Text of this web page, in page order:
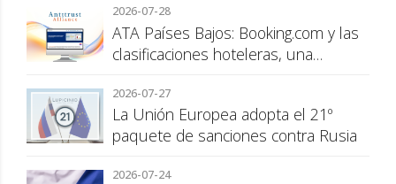
2026-07-28
ATA Países Bajos: Booking.com y las
clasificaciones hoteleras, una
consumidor
2026-07-27
La Unión Europea adopta el 21º
paquete de sanciones contra Rusia
2026-07-24